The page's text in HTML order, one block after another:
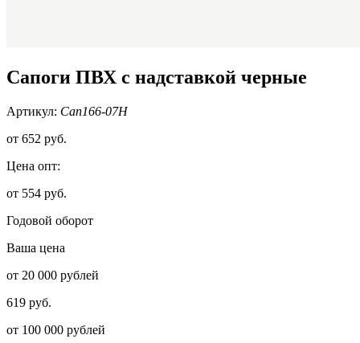
Сапоги ПВХ с надставкой черные
Артикул: Сап166-07Н
от 652 руб.
Цена опт:
от 554 руб.
Годовой оборот
Ваша цена
от 20 000 рублей
619 руб.
от 100 000 рублей